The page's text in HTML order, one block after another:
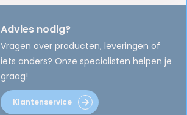
Advies nodig?
Vragen over producten, leveringen of
iets anders? Onze specialisten helpen je
graag!
Klantenservice